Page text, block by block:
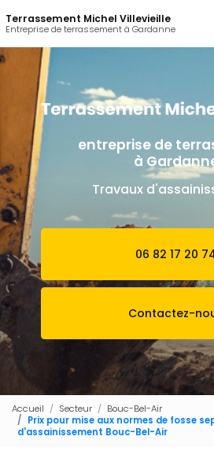
au
contenu
principal
Terrassement Michel Villevieille
Entreprise de terrassement à Gardanne
entreprise de
à
Travaux
06 82 17 20
Contactez-
Accueil Secteur
Bouc-Bel-Air
Prix pour mise aux normes de fosse
d'assainissement Bouc-Bel-Air